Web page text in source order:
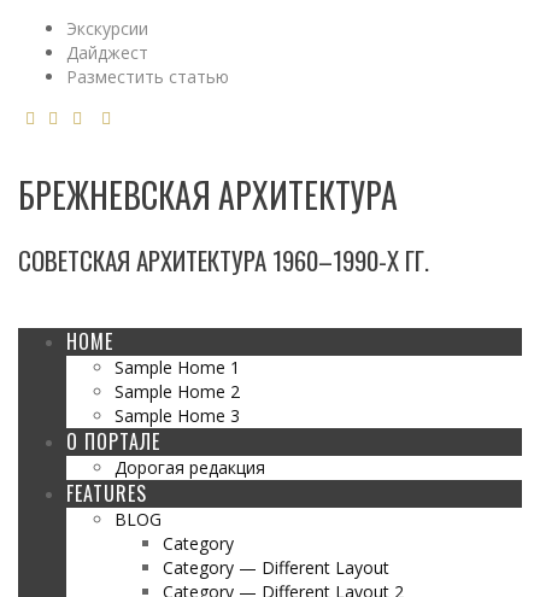
Экскурсии
Дайджест
Разместить статью
БРЕЖНЕВСКАЯ АРХИТЕКТУРА
СОВЕТСКАЯ АРХИТЕКТУРА 1960–1990-Х ГГ.
HOME
Sample Home 1
Sample Home 2
Sample Home 3
О ПОРТАЛЕ
Дорогая редакция
FEATURES
BLOG
Category
Category — Different Layout
Category — Different Layout 2